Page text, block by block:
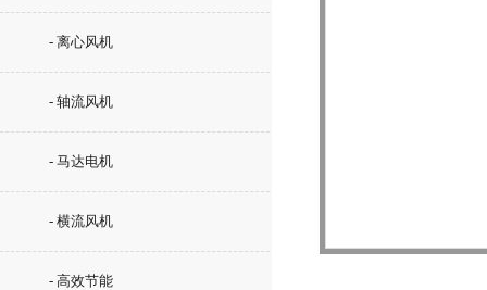
- 离心风机
- 轴流风机
- 马达电机
- 横流风机
- 高效节能